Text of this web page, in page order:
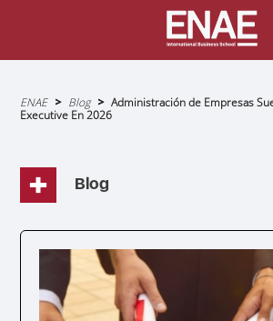
Sobrescribir
enlaces
de
navegación
ENAE Blog
Administración de Empresas
Executive En 2026
Blog